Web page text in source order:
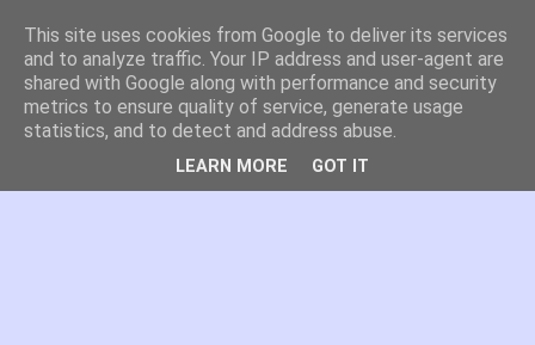
es por madrid
El blog de Madrid y su actualidad, proyectos, transporte,
movilidad, arquitectura, participación, medio ambiente,
educación, empleo, ...
This site uses cookies from Google to deliver its services
and to analyze traffic. Your IP address and user-agent are
shared with Google along with performance and security
metrics to ensure quality of service, generate usage
statistics, and to detect and address abuse.
LEARN MORE GOT IT